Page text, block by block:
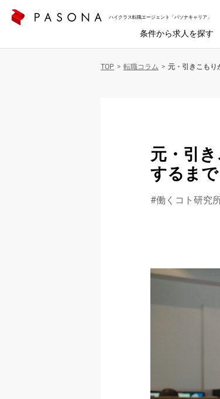
ハイクラス転職エージェント「パソナキャリア」
条件から求人を探す
TOP 転職コラム 元・引きこもり
元・引
するまで
働くコト研究